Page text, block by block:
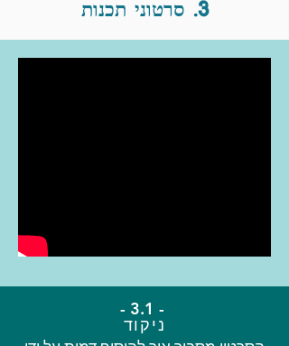
3. סרטוני תכנות
- 3.1 -
ניקוד